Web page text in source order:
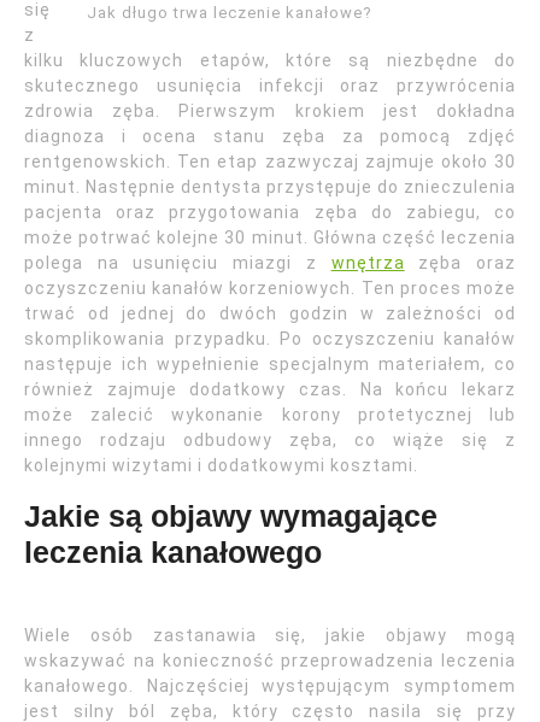
Jak długo trwa leczenie kanałowe?
się
z
kilku kluczowych etapów, które są niezbędne do
skutecznego usunięcia infekcji oraz przywrócenia
zdrowia zęba. Pierwszym krokiem jest dokładna
diagnoza i ocena stanu zęba za pomocą zdjęć
rentgenowskich. Ten etap zazwyczaj zajmuje około 30
minut. Następnie dentysta przystępuje do znieczulenia
pacjenta oraz przygotowania zęba do zabiegu, co
może potrwać kolejne 30 minut. Główna część leczenia
polega na usunięciu miazgi z wnętrza zęba oraz
oczyszczeniu kanałów korzeniowych. Ten proces może
trwać od jednej do dwóch godzin w zależności od
skomplikowania przypadku. Po oczyszczeniu kanałów
następuje ich wypełnienie specjalnym materiałem, co
również zajmuje dodatkowy czas. Na końcu lekarz
może zalecić wykonanie korony protetycznej lub
innego rodzaju odbudowy zęba, co wiąże się z
kolejnymi wizytami i dodatkowymi kosztami.
Jakie są objawy wymagające
leczenia kanałowego
Wiele osób zastanawia się, jakie objawy mogą
wskazywać na konieczność przeprowadzenia leczenia
kanałowego. Najczęściej występującym symptomem
jest silny ból zęba, który często nasila się przy